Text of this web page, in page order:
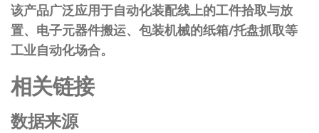
该产品广泛应用于自动化装配线上的工件拾取与放
置、电子元器件搬运、包装机械的纸箱/托盘抓取等
工业自动化场合。
相关链接
数据来源